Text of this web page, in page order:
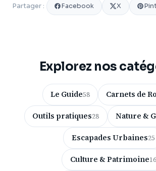
Partager : Facebook X
Explorez nos
Le Guide58 Carnets de
Outils pratiques28 Nature &
Escapades Urbaines25
Culture & Patrimoine16